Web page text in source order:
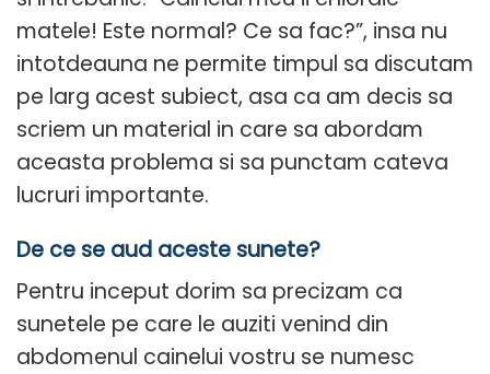
matele! Este normal? Ce sa fac?”, insa nu
intotdeauna ne permite timpul sa discutam
pe larg acest subiect, asa ca am decis sa
scriem un material in care sa abordam
aceasta problema si sa punctam cateva
lucruri importante.
De ce se aud aceste sunete?
Pentru inceput dorim sa precizam ca
sunetele pe care le auziti venind din
abdomenul cainelui vostru se numesc